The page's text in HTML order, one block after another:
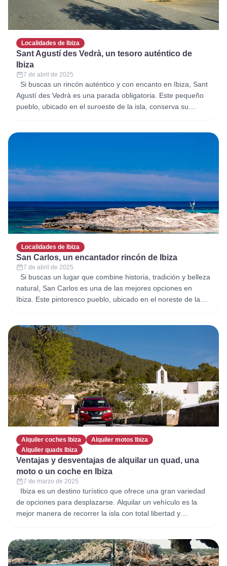
Localidades de Ibiza
Sant Agustí des Vedrà, un tesoro auténtico de
Ibiza
7 de abril de 2025
Si buscas un rincón auténtico y con encanto en Ibiza, Sant
Agustí des Vedrà es una parada obligatoria. Este pequeño
pueblo, ubicado en el suroeste de la isla, conserva su
Localidades de Ibiza
San Carlos, un encantador rincón de Ibiza
7 de abril de 2025
Si buscas un lugar que combine historia, tradición y belleza
natural, San Carlos es una de las mejores opciones en
Ibiza. Este pintoresco pueblo, ubicado en el noreste de la
historia y carácter San Carlos
Alquiler coches Ibiza
Alquiler motos Ibiza
Alquiler quads Ibiza
Ventajas y desventajas de alquilar un quad, una
moto o un coche en Ibiza
7 de marzo de 2025
Ibiza es un destino turístico que ofrece una gran variedad
de opciones para desplazarse. Alquilar un vehículo es la
mejor manera de recorrer la isla con total libertad y
A continuación, analizamos las ventajas y desventajas de
alquilar